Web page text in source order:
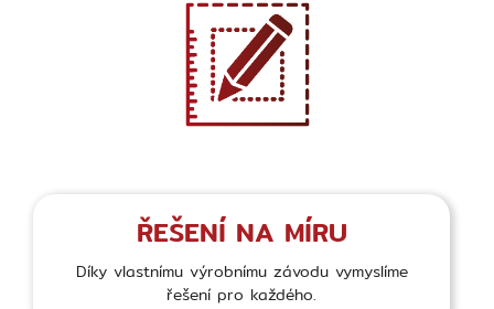
ŘEŠENÍ NA MÍRU
Díky vlastnímu výrobnímu závodu vymyslíme
řešení pro každého.